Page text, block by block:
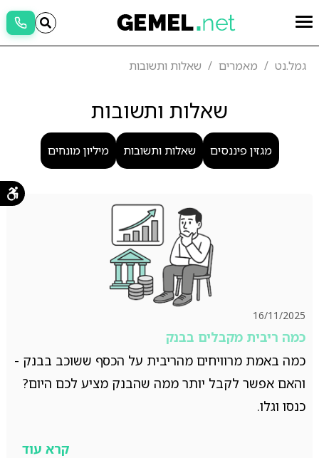
גמל.נט מאמרים שאלות ותשובות
שאלות ותשובות
מגזין פיננסים שאלות ותשובות מיליון מונחים
16/11/2025
כמה ריבית מקבלים בבנק
כמה באמת מרוויחים מהריבית על הכסף ששוכב בבנק -
והאם אפשר לקבל יותר ממה שהבנק מציע לכם היום?
כנסו וגלו.
קרא עוד